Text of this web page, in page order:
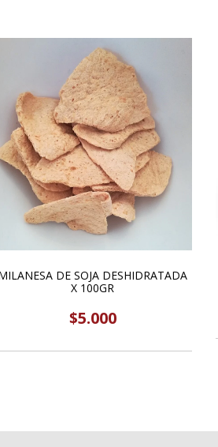
DE SOJA DESHIDRATADA
X 100GR
$5.000